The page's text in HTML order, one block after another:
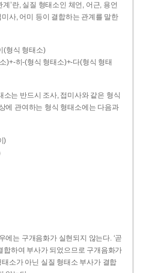
’란, 실질 형태소인 체언, 어근, 용언
사, 어미 등이 결합하는 관계를 말한
(형식 형태소)
)+­-히­-(형식 형태소)+-다(형식 형태
는 반드시 조사, 접미사와 같은 형식
에 관여하는 형식 형태소에는 다음과
)
에는 구개음화가 실현되지 않는다. ‘곧
합하여 부사가 되었으므로 구개음화가
태소가 아닌 실질 형태소 부사가 결합